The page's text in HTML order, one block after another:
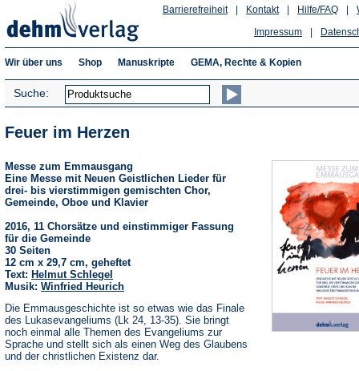
Hilfe/FAQ
Kontakt
Barrierefreiheit
Impressum
Wir über uns Shop Manuskripte GEMA, Rechte & Kopien
Suche:
Feuer im Herzen
Messe zum Emmausgang
Eine Messe mit Neuen Geistlichen Lieder für
drei- bis vierstimmigen gemischten Chor,
Gemeinde, Oboe und Klavier
2016, 11 Chorsätze und einstimmiger Fassung
für die Gemeinde
30 Seiten
12 cm x 29,7 cm, geheftet
Text: Helmut Schlegel
Musik: Winfried Heurich
Die Emmausgeschichte ist so etwas wie das Finale
des Lukasevangeliums (Lk 24, 13-35). Sie bringt
noch einmal alle Themen des Evangeliums zur
Sprache und stellt sich als einen Weg des Glaubens
und der christlichen Existenz dar.